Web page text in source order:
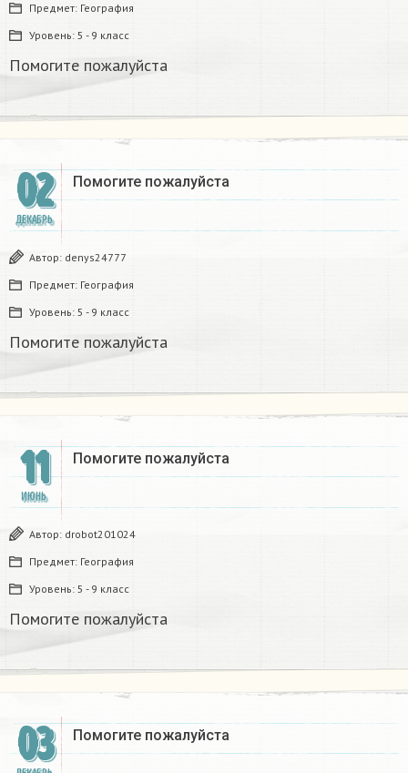
Предмет: География
Уровень: 5 - 9 класс
Помогите пожалуйста
02
ДЕКАБРЬ
Помогите пожалуйста
Автор: denys24777
Предмет: География
Уровень: 5 - 9 класс
Помогите пожалуйста
11
ИЮНЬ
Помогите пожалуйста
Автор: drobot201024
Предмет: География
Уровень: 5 - 9 класс
Помогите пожалуйста
03 Помогите пожалуйста